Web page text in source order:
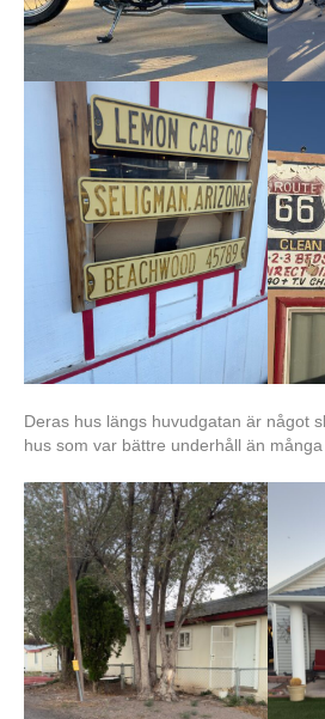
Deras hus längs huvudgatan är något
hus som var bättre underhåll än